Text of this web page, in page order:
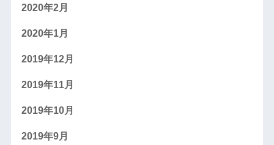
2020年2月
2020年1月
2019年12月
2019年11月
2019年10月
2019年9月